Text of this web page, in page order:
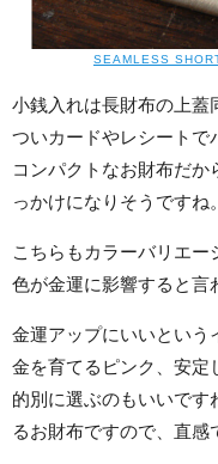
SEAMLESS
小銭入れは長財布の上蓋
ついカードやレシートで
コンパクトなお財布だか
っかけになりそうですね。
こちらもカラーバリエ
色が金運に影響すると言
金運アップにいいという
金を育てるピンク、安
的別に選ぶのもいいです
るお財布ですので、直感